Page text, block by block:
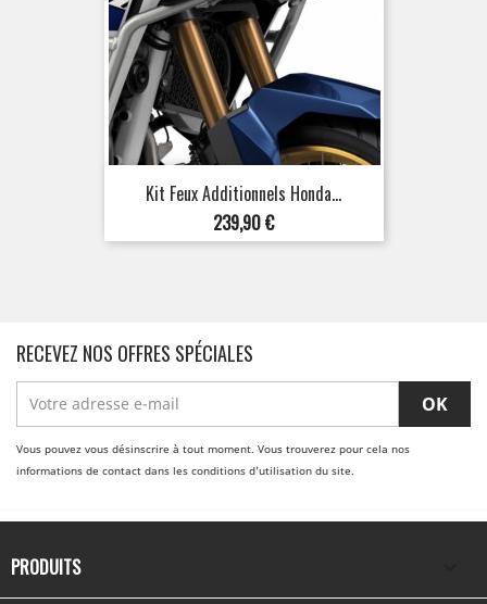
Kit Feux Additionnels Honda...
Prix
239,90 €
RECEVEZ NOS OFFRES SPÉCIALES
Vous pouvez vous désinscrire à tout moment. Vous trouverez pour cela nos
informations de contact dans les conditions d'utilisation du site.
PRODUITS